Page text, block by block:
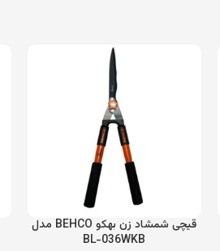
قیچی شمشاد زن بهکو BEHCO مدل
BL-036WKB